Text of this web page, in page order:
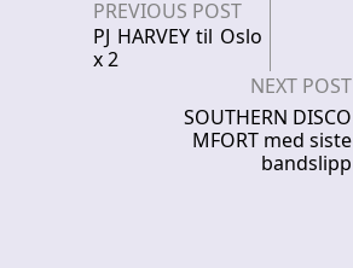
PREVIOUS POST
PJ HARVEY til Oslo
x 2
NEXT POST
SOUTHERN DISCO
MFORT med siste
bandslipp